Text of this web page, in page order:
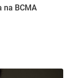
na BCMA